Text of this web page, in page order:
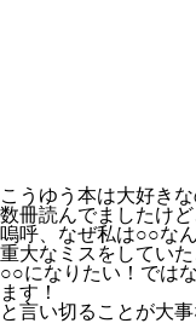
こうゆう本は大好き
数冊読んでましたけ
嗚呼、なぜ私は○○な
重大なミスをしてい
○○になりたい！では
ます！
と言い切ることが大事